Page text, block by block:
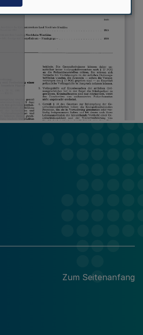
Zum Seitenanfang